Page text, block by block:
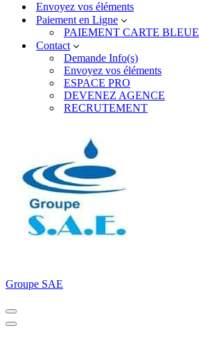
Envoyez vos éléments
Paiement en Ligne
PAIEMENT CARTE BLEUE
Contact
Demande Info(s)
Envoyez vos éléments
ESPACE PRO
DEVENEZ AGENCE
RECRUTEMENT
Groupe SAE
Menu
de
Menu